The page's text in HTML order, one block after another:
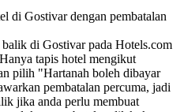
di Gostivar dengan pembatalan
di Gostivar pada Hotels.com
tapis hotel mengikut
pilih "Hartanah boleh dibayar
pembatalan percuma, jadi
jika anda perlu membuat